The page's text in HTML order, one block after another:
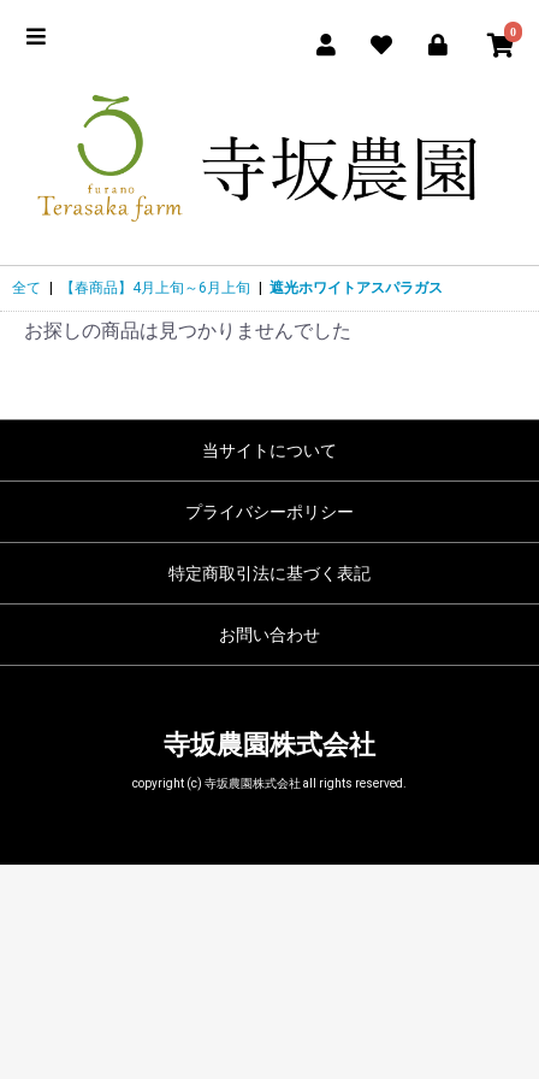
0
全て 【春商品】4月上旬～6月上旬 遮光ホワイトアスパラガス
お探しの商品は見つかりませんでした
当サイトについて
プライバシーポリシー
特定商取引法に基づく表記
お問い合わせ
寺坂農園株式会社
copyright (c) 寺坂農園株式会社 all rights reserved.